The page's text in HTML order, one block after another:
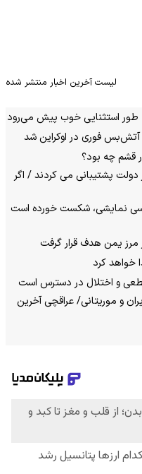
لیست آخرین اخبار منتشر شده
طور استثنایی خوب پیش می‌رود
آتش‌بس فوری در اوکراین شد
قشم چه بود؟
دولت پشتیبانی می کردند / اگر
نمایشی، شکست خورده است
مرز یمن هدف قرار گرفت
خواهد کرد
و اختلال در دسترس است
و موریتانی/ عراقچی آخرین